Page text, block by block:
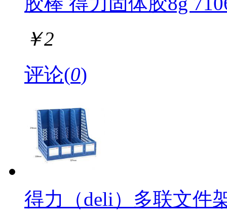
￥2
评论(0)
得力（deli）多联文件